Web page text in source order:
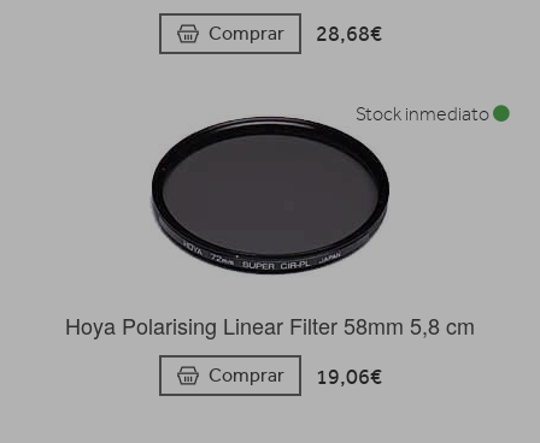
Comprar 28,68€
Hoya Polarising Linear Filter 58mm 5,8 cm
Comprar 19,06€
Stock inmediato